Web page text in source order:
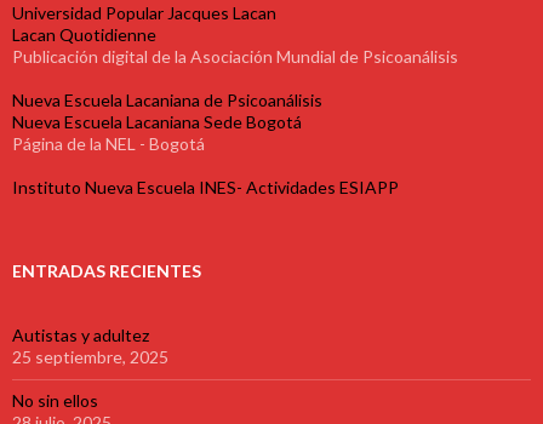
Universidad Popular Jacques Lacan
Lacan Quotidienne
Publicación digital de la Asociación Mundial de Psicoanálisis
Nueva Escuela Lacaniana de Psicoanálisis
Nueva Escuela Lacaniana Sede Bogotá
Página de la NEL - Bogotá
Instituto Nueva Escuela INES- Actividades ESIAPP
ENTRADAS RECIENTES
Autistas y adultez
25 septiembre, 2025
No sin ellos